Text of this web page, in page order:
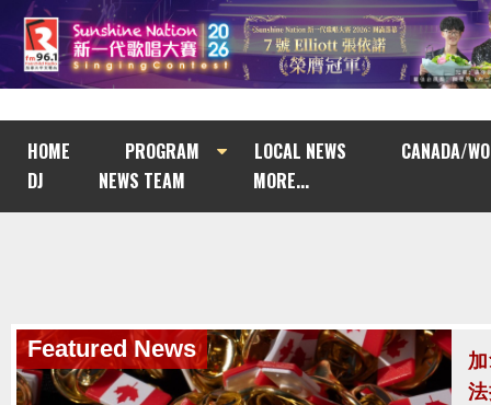
HOME PROGRAM LOCAL NEWS
CANADA/
DJ
NEWS TEAM MORE...
Featured News
Featured News